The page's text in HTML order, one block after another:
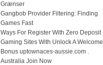
Grænser
Gangbob Provider Filtering: Finding
Games Fast
Ways For Register With Zero Deposit
Gaming Sites With Unlock A Welcome
Bonus uptownaces-aussie.com .
Australia Join Now